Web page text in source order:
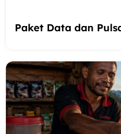
Paket Data dan